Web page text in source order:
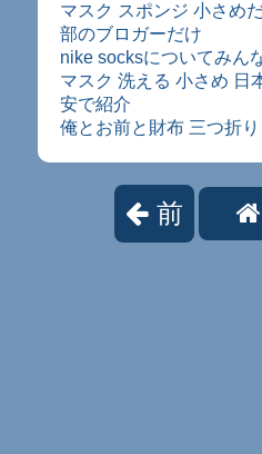
マスク スポンジ 小さめ
部のブロガーだけ
nike socksについてみん
マスク 洗える 小さめ 日
安で紹介
俺とお前と財布 三つ折
前